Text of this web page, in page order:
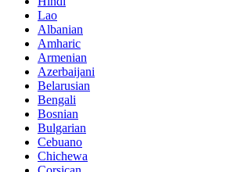
Lao
Albanian
Amharic
Armenian
Azerbaijani
Belarusian
Bengali
Bosnian
Bulgarian
Cebuano
Chichewa